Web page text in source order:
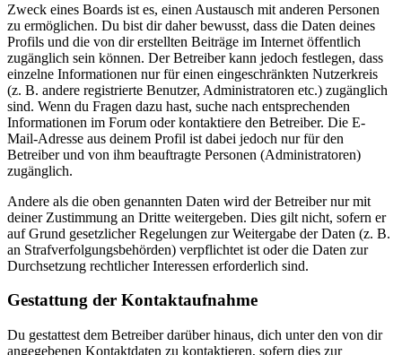
Zweck eines Boards ist es, einen Austausch mit anderen Personen
zu ermöglichen. Du bist dir daher bewusst, dass die Daten deines
Profils und die von dir erstellten Beiträge im Internet öffentlich
zugänglich sein können. Der Betreiber kann jedoch festlegen, dass
einzelne Informationen nur für einen eingeschränkten Nutzerkreis
(z. B. andere registrierte Benutzer, Administratoren etc.) zugänglich
sind. Wenn du Fragen dazu hast, suche nach entsprechenden
Informationen im Forum oder kontaktiere den Betreiber. Die E-
Mail-Adresse aus deinem Profil ist dabei jedoch nur für den
Betreiber und von ihm beauftragte Personen (Administratoren)
zugänglich.
Andere als die oben genannten Daten wird der Betreiber nur mit
deiner Zustimmung an Dritte weitergeben. Dies gilt nicht, sofern er
auf Grund gesetzlicher Regelungen zur Weitergabe der Daten (z. B.
an Strafverfolgungsbehörden) verpflichtet ist oder die Daten zur
Durchsetzung rechtlicher Interessen erforderlich sind.
Gestattung der Kontaktaufnahme
Du gestattest dem Betreiber darüber hinaus, dich unter den von dir
angegebenen Kontaktdaten zu kontaktieren, sofern dies zur